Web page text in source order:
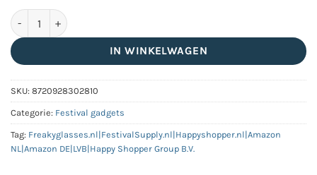
Universele PartyDop set - 3 stuks - multicolor aantal
IN WINKELWAGEN
SKU: 8720928302810
Categorie: Festival gadgets
Tag: Freakyglasses.nl|FestivalSupply.nl|Happyshopper.nl|Amazon
NL|Amazon DE|LVB|Happy Shopper Group B.V.